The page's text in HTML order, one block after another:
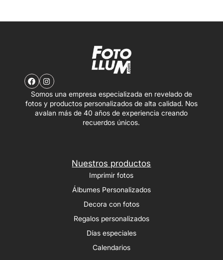
Somos una empresa especializada en revelado de
fotos y productos personalizados de alta calidad. Nos
avalan más de 40 años de experiencia creando
recuerdos únicos.
Nuestros productos
Imprimir fotos
Álbumes Personalizados
Decora con fotos
Regalos personalizados
Días especiales
Calendarios